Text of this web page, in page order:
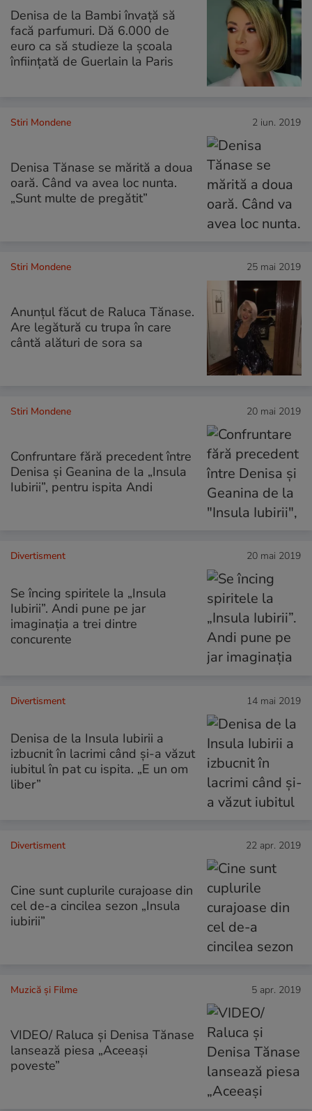
Denisa de la Bambi învață să
facă parfumuri. Dă 6.000 de
euro ca să studieze la școala
înființată de Guerlain la Paris
Stiri Mondene 2 iun. 2019
Denisa Tănase se mărită a doua
oară. Când va avea loc nunta.
„Sunt multe de pregătit”
Stiri Mondene 25 mai 2019
Anunțul făcut de Raluca Tănase.
Are legătură cu trupa în care
cântă alături de sora sa
Stiri Mondene 20 mai 2019
Confruntare fără precedent între
Denisa şi Geanina de la „Insula
Iubirii”, pentru ispita Andi
Divertisment 20 mai 2019
Se încing spiritele la „Insula
Iubirii”. Andi pune pe jar
imaginaţia a trei dintre
concurente
Divertisment 14 mai 2019
Denisa de la Insula Iubirii a
izbucnit în lacrimi când și-a văzut
iubitul în pat cu ispita. „E un om
liber”
Divertisment 22 apr. 2019
Cine sunt cuplurile curajoase din
cel de-a cincilea sezon „Insula
iubirii”
Muzică și Filme 5 apr. 2019
VIDEO/ Raluca și Denisa Tănase
lansează piesa „Aceeași
poveste”